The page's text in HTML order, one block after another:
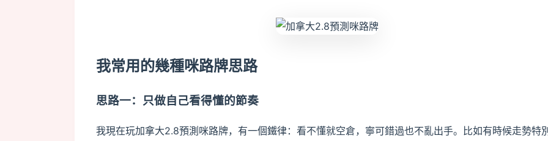
我常用的幾種咪路牌思路
思路一：只做自己看得懂的節奏
我現在玩加拿大2.8預測咪路牌，有一個鐵律：看不懂就空倉，寧可錯過也不亂出手。比如有時候走勢特別